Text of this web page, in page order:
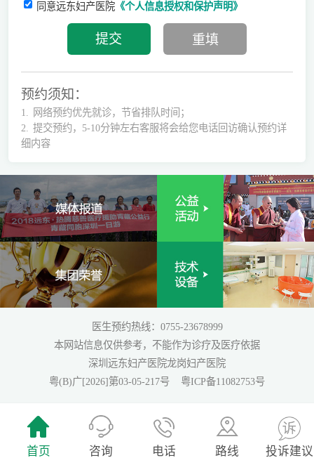
同意远东妇产医院《个人信息授权和保护声明》
预约须知：
1.
网络预约优先就诊，节省排队时间；
2.
提交预约，5-10分钟左右客服将会给您电话回访确认预约详
细内容
医生预约热线：0755-23678999
本网站信息仅供参考，不能作为诊疗及医疗依据
深圳远东妇产医院龙岗妇产医院
粤(B)广[2026]第03-05-217号
粤ICP备11082753号
首页 咨询 电话 路线 投诉建议